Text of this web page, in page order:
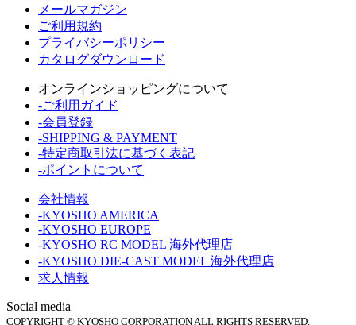
メールマガジン
ご利用規約
プライバシーポリシー
カタログダウンロード
オンラインショッピングについて
-ご利用ガイド
-会員登録
-SHIPPING & PAYMENT
-特定商取引法に基づく表記
-ポイントについて
会社情報
-KYOSHO AMERICA
-KYOSHO EUROPE
-KYOSHO RC MODEL 海外代理店
-KYOSHO DIE-CAST MODEL 海外代理店
求人情報
Social media
COPYRIGHT © KYOSHO CORPORATION ALL RIGHTS RESERVED.